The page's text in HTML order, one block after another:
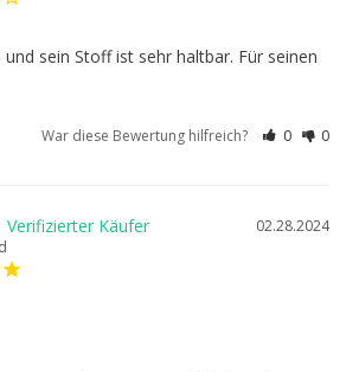
und sein Stoff ist sehr haltbar. Für seinen
War diese Bewertung hilfreich? 0 0
02.28.2024